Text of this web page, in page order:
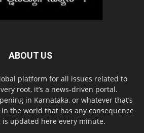
ABOUT US
platform for all issues related to
root, it’s a news-driven portal.
in Karnataka, or whatever that’s
the world that has any consequence
is updated here every minute.